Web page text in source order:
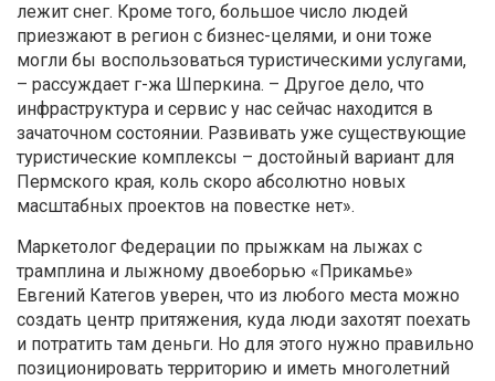
лежит снег. Кроме того, большое число людей
приезжают в регион с бизнес-целями, и они тоже
могли бы воспользоваться туристическими услугами,
– рассуждает г-жа Шперкина. – Другое дело, что
инфраструктура и сервис у нас сейчас находится в
зачаточном состоянии. Развивать уже существующие
туристические комплексы – достойный вариант для
Пермского края, коль скоро абсолютно новых
масштабных проектов на повестке нет».
Маркетолог Федерации по прыжкам на лыжах с
трамплина и лыжному двоеборью «Прикамье»
Евгений Категов уверен, что из любого места можно
создать центр притяжения, куда люди захотят поехать
и потратить там деньги. Но для этого нужно правильно
позиционировать территорию и иметь многолетний